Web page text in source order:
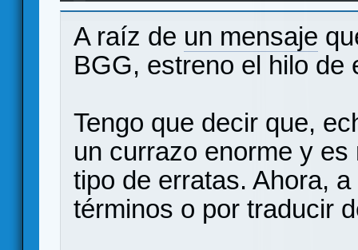
la Segunda Era
A raíz de un mensaje
BGG, estreno el hilo de
Tengo que decir que,
un currazo enorme y
tipo de erratas. Ahora,
términos o por traducir